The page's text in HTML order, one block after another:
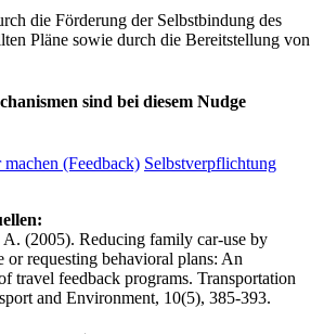
die Förderung der Selbstbindung des
Pläne sowie durch die Bereitstellung von
sind bei diesem Nudge
(Feedback) Selbstverpflichtung
(2005). Reducing family car-use by
requesting behavioral plans: An
travel feedback programs. Transportation
and Environment, 10(5), 385-393.